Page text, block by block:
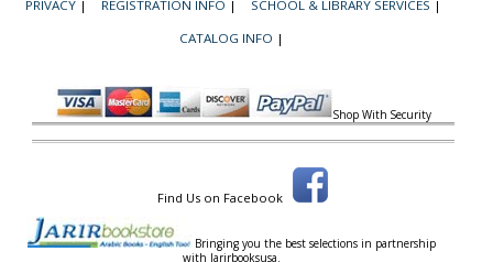
PRIVACY | REGISTRATION INFO | SCHOOL & LIBRARY SERVICES |
CATALOG INFO |
Shop With Security
Find Us on Facebook
Bringing you the best selections in partnership
with Jarirbooksusa.